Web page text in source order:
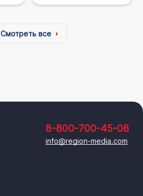
Смотреть все
8-800-700-45-08
info@region-media.com